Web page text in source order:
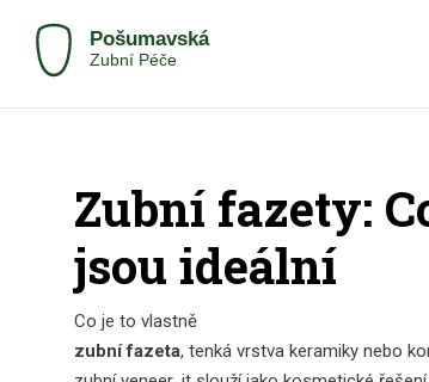
Zubní fazety:
jsou ideální
Co je to vlastně
zubní fazeta, tenká vrstva keramiky nebo